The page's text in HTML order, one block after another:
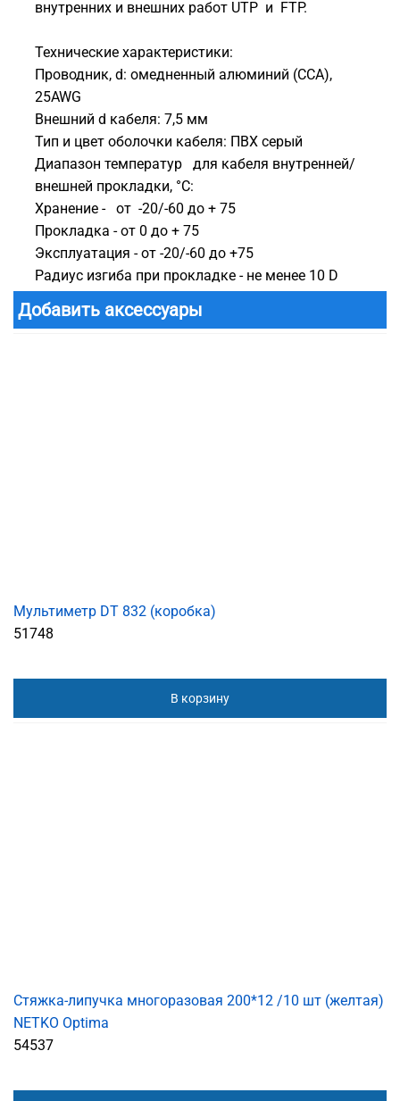
внутренних и внешних работ UTP и FTP.
Технические характеристики:
Проводник, d: омедненный алюминий (CCA),
25AWG
Внешний d кабеля: 7,5 мм
Тип и цвет оболочки кабеля: ПВХ серый
Диапазон температур для кабеля внутренней/
внешней прокладки, °С:
Хранение - от -20/-60 до + 75
Прокладка - от 0 до + 75
Эксплуатация - от -20/-60 до +75
Радиус изгиба при прокладке - не менее 10 D
Добавить аксессуары
Мультиметр DT 832 (коробка)
51748
В корзину
Стяжка-липучка многоразовая 200*12 /10 шт (желтая)
NETKO Optima
54537